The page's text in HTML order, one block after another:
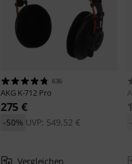
636
AKG K-712 Pro
275 €
UVP: 549,52 €
-50%
Vergleichen